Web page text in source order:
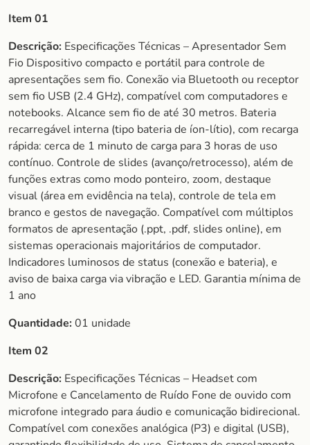
Item 01
Descrição: Especificações Técnicas – Apresentador Sem
Fio Dispositivo compacto e portátil para controle de
apresentações sem fio. Conexão via Bluetooth ou receptor
sem fio USB (2.4 GHz), compatível com computadores e
notebooks. Alcance sem fio de até 30 metros. Bateria
recarregável interna (tipo bateria de íon-lítio), com recarga
rápida: cerca de 1 minuto de carga para 3 horas de uso
contínuo. Controle de slides (avanço/retrocesso), além de
funções extras como modo ponteiro, zoom, destaque
visual (área em evidência na tela), controle de tela em
branco e gestos de navegação. Compatível com múltiplos
formatos de apresentação (.ppt, .pdf, slides online), em
sistemas operacionais majoritários de computador.
Indicadores luminosos de status (conexão e bateria), e
aviso de baixa carga via vibração e LED. Garantia mínima de
1 ano
Quantidade:01 unidade
Item 02
Descrição: Especificações Técnicas – Headset com
Microfone e Cancelamento de Ruído Fone de ouvido com
microfone integrado para áudio e comunicação bidirecional.
Compatível com conexões analógica (P3) e digital (USB),